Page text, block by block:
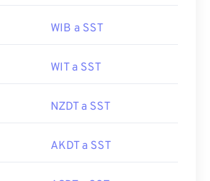
WIB a SST
WIT a SST
NZDT a SST
AKDT a SST